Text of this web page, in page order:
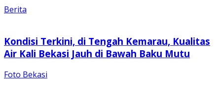
Berita
Kondisi Terkini, di Tengah Kemarau, Kualitas
Air Kali Bekasi Jauh di Bawah Baku Mutu
Foto Bekasi